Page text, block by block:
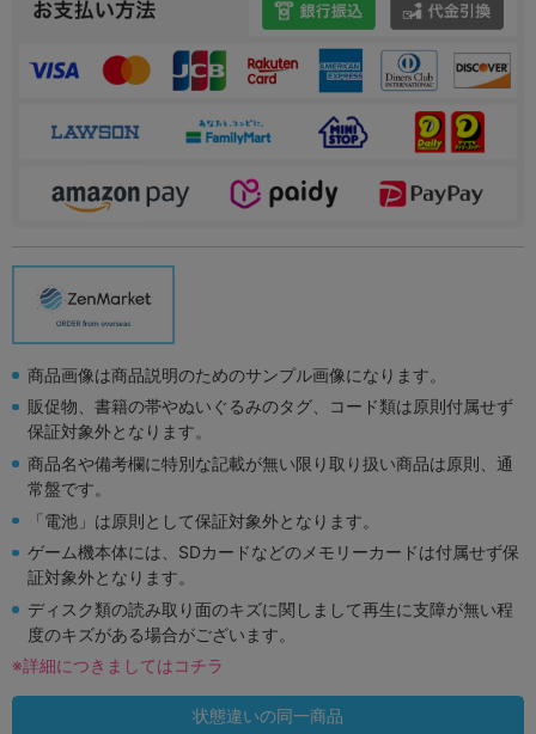
商品画像は商品説明のためのサンプル画像になります。
販促物、書籍の帯やぬいぐるみのタグ、コード類は原則付属せず
保証対象外となります。
商品名や備考欄に特別な記載が無い限り取り扱い商品は原則、通
常盤です。
「電池」は原則として保証対象外となります。
ゲーム機本体には、SDカードなどのメモリーカードは付属せず保
証対象外となります。
ディスク類の読み取り面のキズに関しまして再生に支障が無い程
度のキズがある場合がございます。
※詳細につきましてはコチラ
状態違いの同一商品